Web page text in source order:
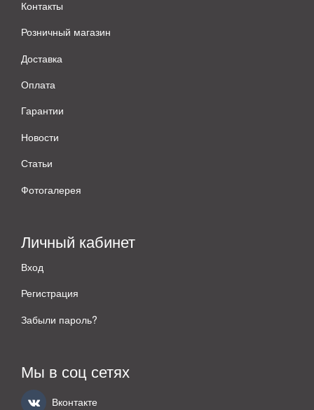
Контакты
Розничный магазин
Доставка
Оплата
Гарантии
Новости
Статьи
Фотогалерея
Личный кабинет
Вход
Регистрация
Забыли пароль?
Мы в соц сетях
Вконтакте